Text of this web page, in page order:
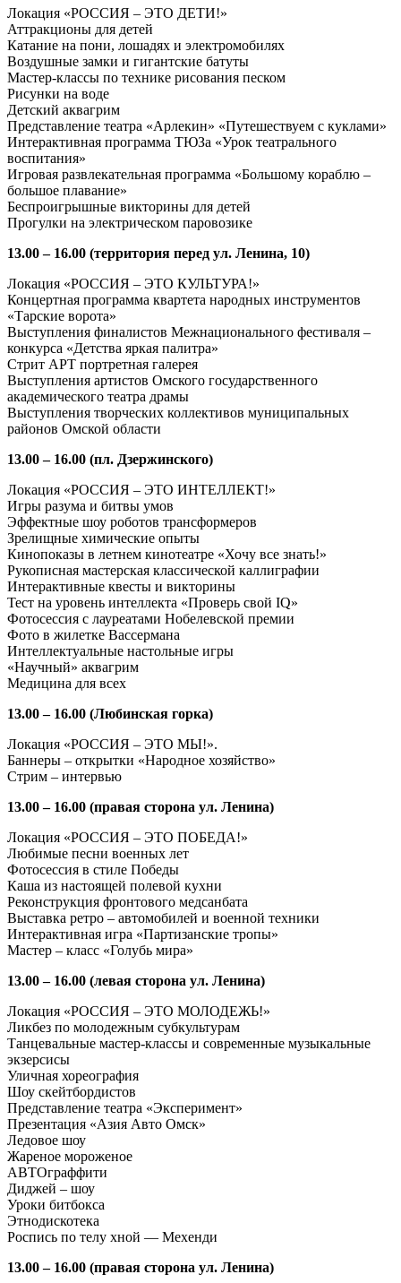
Локация «РОССИЯ – ЭТО ДЕТИ!»
Аттракционы для детей
Катание на пони, лошадях и электромобилях
Воздушные замки и гигантские батуты
Мастер-классы по технике рисования песком
Рисунки на воде
Детский аквагрим
Представление театра «Арлекин» «Путешествуем с куклами»
Интерактивная программа ТЮЗа «Урок театрального
воспитания»
Игровая развлекательная программа «Большому кораблю –
большое плавание»
Беспроигрышные викторины для детей
Прогулки на электрическом паровозике
13.00 – 16.00 (территория перед ул. Ленина, 10)
Локация «РОССИЯ – ЭТО КУЛЬТУРА!»
Концертная программа квартета народных инструментов
«Тарские ворота»
Выступления финалистов Межнационального фестиваля –
конкурса «Детства яркая палитра»
Стрит АРТ портретная галерея
Выступления артистов Омского государственного
академического театра драмы
Выступления творческих коллективов муниципальных
районов Омской области
13.00 – 16.00 (пл. Дзержинского)
Локация «РОССИЯ – ЭТО ИНТЕЛЛЕКТ!»
Игры разума и битвы умов
Эффектные шоу роботов трансформеров
Зрелищные химические опыты
Кинопоказы в летнем кинотеатре «Хочу все знать!»
Рукописная мастерская классической каллиграфии
Интерактивные квесты и викторины
Тест на уровень интеллекта «Проверь свой IQ»
Фотосессия с лауреатами Нобелевской премии
Фото в жилетке Вассермана
Интеллектуальные настольные игры
«Научный» аквагрим
Медицина для всех
13.00 – 16.00 (Любинская горка)
Локация «РОССИЯ – ЭТО МЫ!».
Баннеры – открытки «Народное хозяйство»
Стрим – интервью
13.00 – 16.00 (правая сторона ул. Ленина)
Локация «РОССИЯ – ЭТО ПОБЕДА!»
Любимые песни военных лет
Фотосессия в стиле Победы
Каша из настоящей полевой кухни
Реконструкция фронтового медсанбата
Выставка ретро – автомобилей и военной техники
Интерактивная игра «Партизанские тропы»
Мастер – класс «Голубь мира»
13.00 – 16.00 (левая сторона ул. Ленина)
Локация «РОССИЯ – ЭТО МОЛОДЕЖЬ!»
Ликбез по молодежным субкультурам
Танцевальные мастер-классы и современные музыкальные
экзерсисы
Уличная хореография
Шоу скейтбордистов
Представление театра «Эксперимент»
Презентация «Азия Авто Омск»
Ледовое шоу
Жареное мороженое
АВТОграффити
Диджей – шоу
Уроки битбокса
Этнодискотека
Роспись по телу хной — Мехенди
13.00 – 16.00 (правая сторона ул. Ленина)